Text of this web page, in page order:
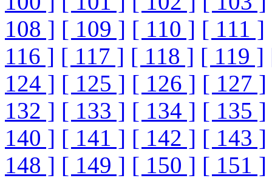
108 ] [ 109 ] [ 110 ] [ 111 ]
116 ] [ 117 ] [ 118 ] [ 119 ]
124 ] [ 125 ] [ 126 ] [ 127 ]
132 ] [ 133 ] [ 134 ] [ 135 ]
140 ] [ 141 ] [ 142 ] [ 143 ]
148 ] [ 149 ] [ 150 ] [ 151 ]